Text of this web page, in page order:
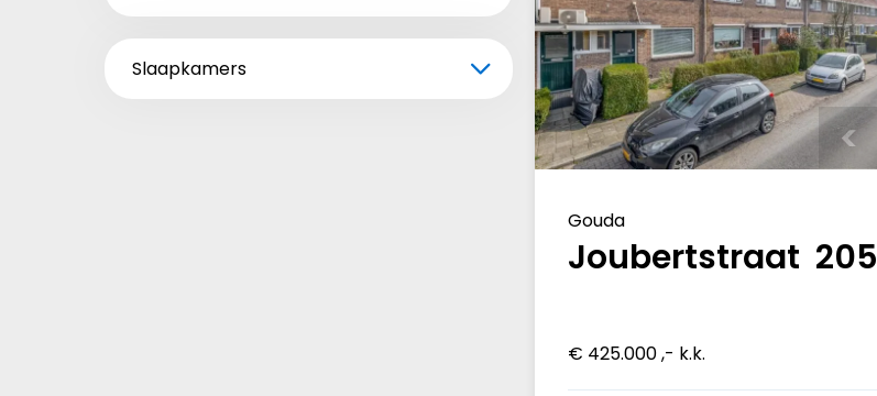
Slaapkamers
Gouda
Joubertstraat 205
€ 425.000 ,- k.k.